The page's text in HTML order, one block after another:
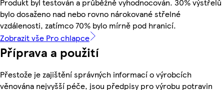
bylo dosaženo nad nebo rovno nárokované střelné
vzdálenosti, zatímco 70% bylo mírně pod hranicí.
Zobrazit vše Pro chlapce
Příprava a použití
Přestože je zajištění správných informací o výrobcích
věnována nejvyšší péče, jsou předpisy pro výrobu potravin